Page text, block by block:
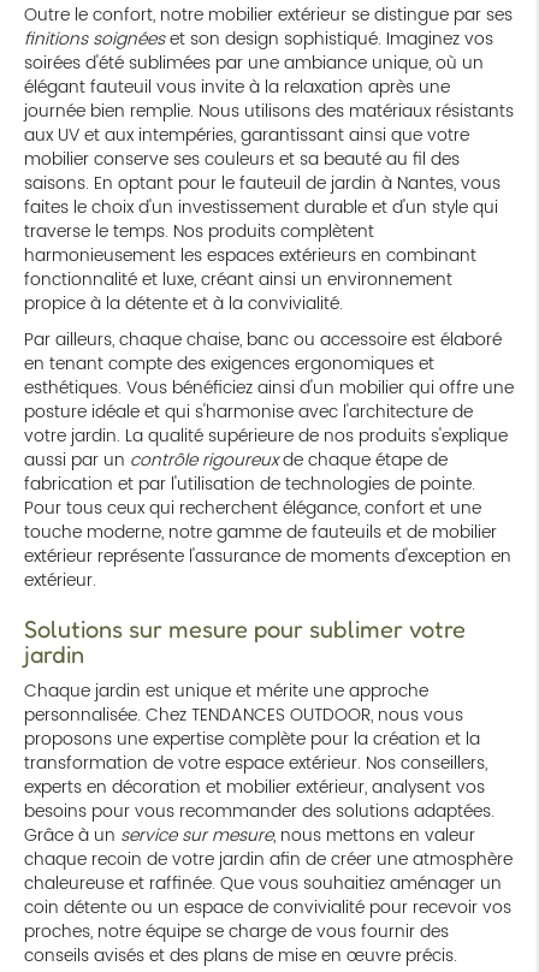
Outre le confort, notre mobilier extérieur se distingue par ses
finitions soignéeset son design sophistiqué. Imaginez vos
soirées d'été sublimées par une ambiance unique, où un
élégant fauteuil vous invite à la relaxation après une
journée bien remplie. Nous utilisons des matériaux résistants
aux UV et aux intempéries, garantissant ainsi que votre
mobilier conserve ses couleurs et sa beauté au fil des
saisons. En optant pour le fauteuil de jardin à Nantes, vous
faites le choix d'un investissement durable et d'un style qui
traverse le temps. Nos produits complètent
harmonieusement les espaces extérieurs en combinant
fonctionnalité et luxe, créant ainsi un environnement
propice à la détente et à la convivialité.
Par ailleurs, chaque chaise, banc ou accessoire est élaboré
en tenant compte des exigences ergonomiques et
esthétiques. Vous bénéficiez ainsi d'un mobilier qui offre une
posture idéale et qui s'harmonise avec l'architecture de
votre jardin. La qualité supérieure de nos produits s'explique
aussi par un contrôle rigoureuxde chaque étape de
fabrication et par l'utilisation de technologies de pointe.
Pour tous ceux qui recherchent élégance, confort et une
touche moderne, notre gamme de fauteuils et de mobilier
extérieur représente l'assurance de moments d'exception en
extérieur.
Solutions sur mesure pour sublimer votre
jardin
Chaque jardin est unique et mérite une approche
personnalisée. Chez TENDANCES OUTDOOR, nous vous
proposons une expertise complète pour la création et la
transformation de votre espace extérieur. Nos conseillers,
experts en décoration et mobilier extérieur, analysent vos
besoins pour vous recommander des solutions adaptées.
Grâce à un service sur mesure, nous mettons en valeur
chaque recoin de votre jardin afin de créer une atmosphère
chaleureuse et raffinée. Que vous souhaitiez aménager un
coin détente ou un espace de convivialité pour recevoir vos
proches, notre équipe se charge de vous fournir des
conseils avisés et des plans de mise en œuvre précis.